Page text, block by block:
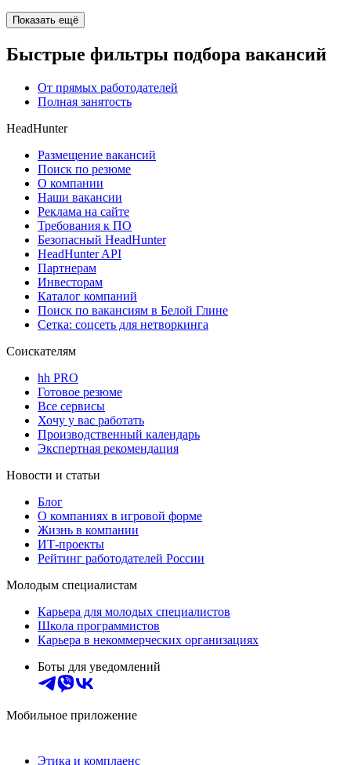
Показать ещё
Быстрые фильтры подбора вакансий
От прямых работодателей
Полная занятость
HeadHunter
Размещение вакансий
Поиск по резюме
О компании
Наши вакансии
Реклама на сайте
Требования к ПО
Безопасный HeadHunter
HeadHunter API
Партнерам
Инвесторам
Каталог компаний
Поиск по вакансиям в Белой Глине
Сетка: соцсеть для нетворкинга
Соискателям
hh PRO
Готовое резюме
Все сервисы
Хочу у вас работать
Производственный календарь
Экспертная рекомендация
Новости и статьи
Блог
О компаниях в игровой форме
Жизнь в компании
ИТ-проекты
Рейтинг работодателей России
Молодым специалистам
Карьера для молодых специалистов
Школа программистов
Карьера в некоммерческих организациях
Боты для уведомлений
Мобильное приложение
Этика и комплаенс